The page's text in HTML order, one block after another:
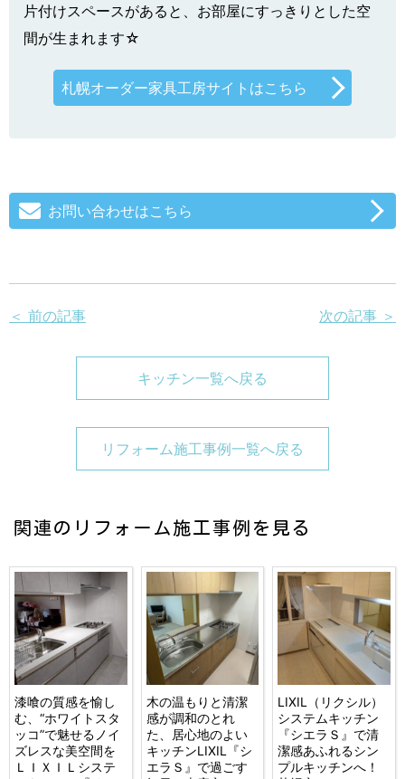
片付けスペースがあると、お部屋にすっきりとした空
間が生まれます☆
札幌オーダー家具工房サイトはこちら
お問い合わせはこちら
＜ 前の記事 次の記事 ＞
キッチン一覧へ戻る
リフォーム施工事例一覧へ戻る
関連のリフォーム施工事例を見る
漆喰の質感を愉し
む、“ホワイトスタ
ッコ”で魅せるノイ
ズレスな美空間を
ＬＩＸＩＬシステ
木の温もりと清潔
感が調和のとれ
た、居心地のよい
キッチンLIXIL『シ
エラＳ』で過ごす
LIXIL（リクシル）
システムキッチン
『シエラＳ』で清
潔感あふれるシン
プルキッチンへ！